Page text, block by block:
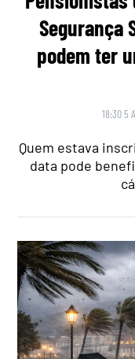
Segurança
podem ter
18:30 5
Quem estava
data pode